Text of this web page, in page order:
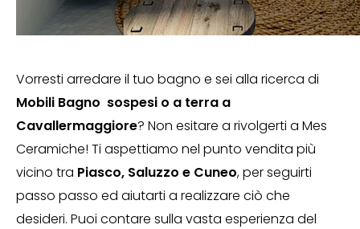
Vorresti arredare il tuo bagno e sei alla ricerca di
Mobili Bagno sospesi o a terra a
Cavallermaggiore? Non esitare a rivolgerti a Mes
Ceramiche! Ti aspettiamo nel punto vendita più
vicino tra Piasco, Saluzzo e Cuneo, per seguirti
passo passo ed aiutarti a realizzare ciò che
desideri. Puoi contare sulla vasta esperienza del